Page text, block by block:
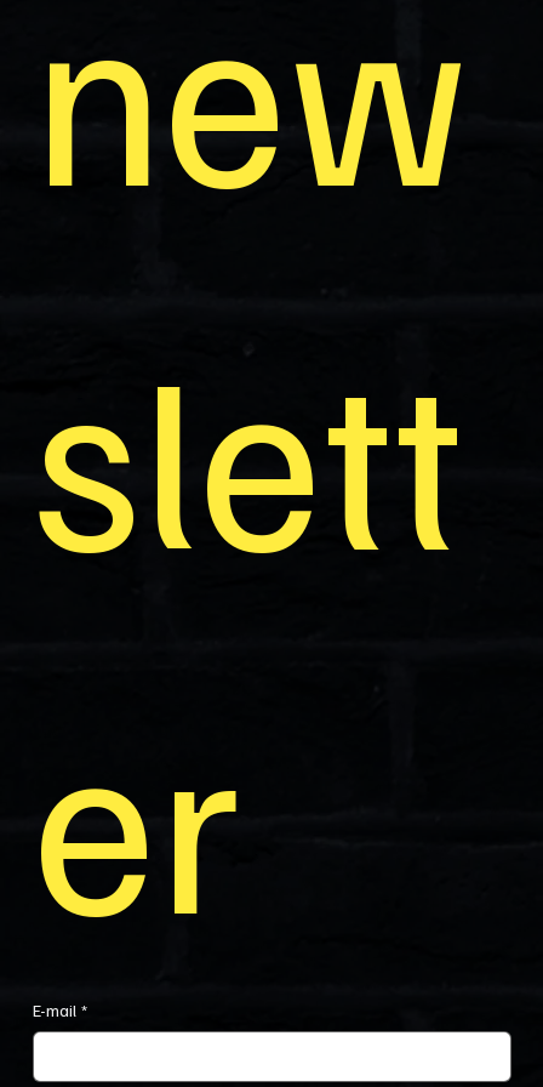
new
slett
er
E-mail *